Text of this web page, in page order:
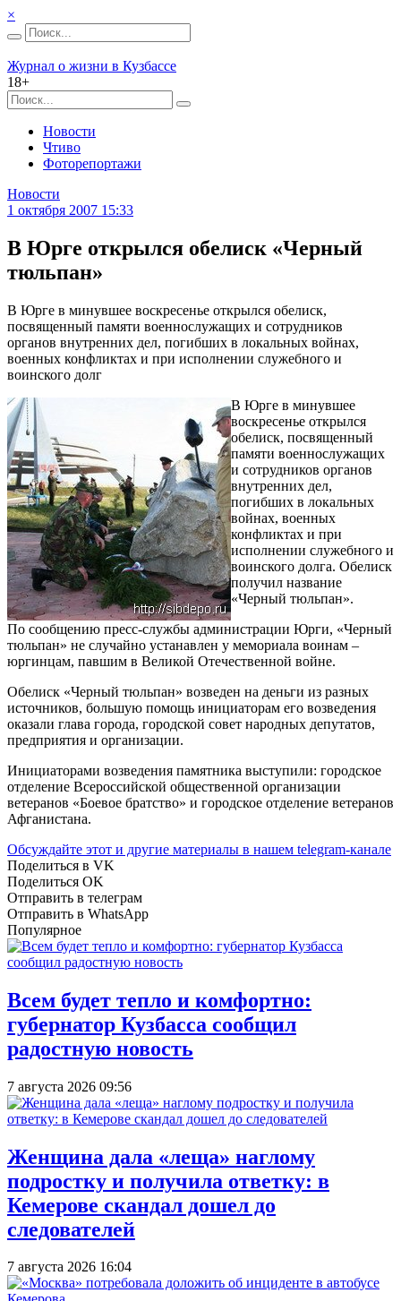
×
Журнал о жизни в Кузбассе
18+
Новости
Чтиво
Фоторепортажи
Новости
1 октября 2007 15:33
В Юрге открылся обелиск «Черный
тюльпан»
В Юрге в минувшее воскресенье открылся обелиск,
посвященный памяти военнослужащих и сотрудников
органов внутренних дел, погибших в локальных войнах,
военных конфликтах и при исполнении служебного и
воинского долг
В Юрге в минувшее
воскресенье открылся
обелиск, посвященный
памяти военнослужащих
и сотрудников органов
внутренних дел,
погибших в локальных
войнах, военных
конфликтах и при
исполнении служебного и
воинского долга. Обелиск
получил название
«Черный тюльпан».
По сообщению пресс-службы администрации Юрги, «Черный
тюльпан» не случайно устанавлен у мемориала воинам –
юргинцам, павшим в Великой Отечественной войне.
Обелиск «Черный тюльпан» возведен на деньги из разных
источников, большую помощь инициаторам его возведения
оказали глава города, городской совет народных депутатов,
предприятия и организации.
Инициаторами возведения памятника выступили: городское
отделение Всероссийской общественной организации
ветеранов «Боевое братство» и городское отделение ветеранов
Афганистана.
Обсуждайте этот и другие материалы в нашем telegram-канале
Поделиться в VK
Поделиться OK
Отправить в телеграм
Отправить в WhatsApp
Популярное
Всем будет тепло и комфортно:
губернатор Кузбасса сообщил
радостную новость
7 августа 2026 09:56
Женщина дала «леща» наглому
подростку и получила ответку: в
Кемерове скандал дошел до
следователей
7 августа 2026 16:04